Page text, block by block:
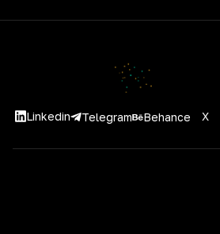
Linkedin Telegram Behance X